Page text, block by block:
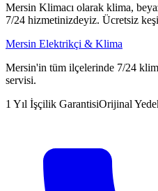
Mersin Klimacı olarak klima,
7/24 hizmetinizdeyiz. Ücretsiz
Mersin Elektrikçi & Klima
Mersin'in tüm ilçelerinde 7/24
servisi.
1 Yıl İşçilik GarantisiOrijinal